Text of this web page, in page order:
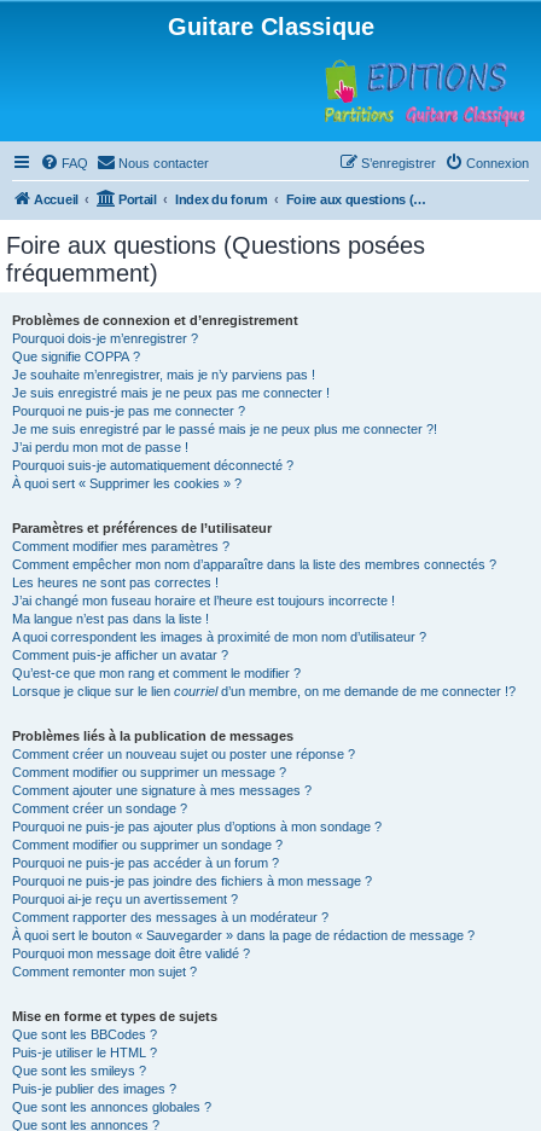
Guitare Classique
FAQ Nous contacter Connexion
S’enregistrer
Accueil Portail Index du forum Foire aux questions (Questions posées fréquemment)
Foire aux questions (Questions posées
fréquemment)
Problèmes de connexion et d’enregistrement
Pourquoi dois-je m’enregistrer ?
Que signifie COPPA ?
Je souhaite m’enregistrer, mais je n’y parviens pas !
Je suis enregistré mais je ne peux pas me connecter !
Pourquoi ne puis-je pas me connecter ?
Je me suis enregistré par le passé mais je ne peux plus me connecter ?!
J’ai perdu mon mot de passe !
Pourquoi suis-je automatiquement déconnecté ?
À quoi sert « Supprimer les cookies » ?
Paramètres et préférences de l’utilisateur
Comment modifier mes paramètres ?
Comment empêcher mon nom d’apparaître dans la liste des membres connectés ?
Les heures ne sont pas correctes !
J’ai changé mon fuseau horaire et l’heure est toujours incorrecte !
Ma langue n’est pas dans la liste !
A quoi correspondent les images à proximité de mon nom d’utilisateur ?
Comment puis-je afficher un avatar ?
Qu’est-ce que mon rang et comment le modifier ?
Lorsque je clique sur le lien courrield’un membre, on me demande de me connecter !?
Problèmes liés à la publication de messages
Comment créer un nouveau sujet ou poster une réponse ?
Comment modifier ou supprimer un message ?
Comment ajouter une signature à mes messages ?
Comment créer un sondage ?
Pourquoi ne puis-je pas ajouter plus d’options à mon sondage ?
Comment modifier ou supprimer un sondage ?
Pourquoi ne puis-je pas accéder à un forum ?
Pourquoi ne puis-je pas joindre des fichiers à mon message ?
Pourquoi ai-je reçu un avertissement ?
Comment rapporter des messages à un modérateur ?
À quoi sert le bouton « Sauvegarder » dans la page de rédaction de message ?
Pourquoi mon message doit être validé ?
Comment remonter mon sujet ?
Mise en forme et types de sujets
Que sont les BBCodes ?
Puis-je utiliser le HTML ?
Que sont les smileys ?
Puis-je publier des images ?
Que sont les annonces globales ?
Que sont les annonces ?